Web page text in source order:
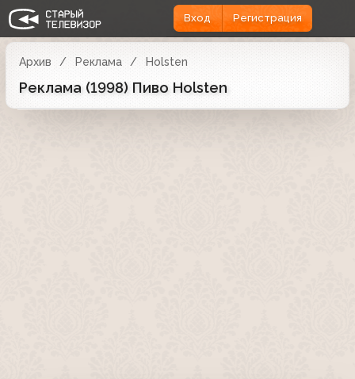
Вход Регистрация
Архив Реклама Holsten
Реклама (1998) Пиво Holsten